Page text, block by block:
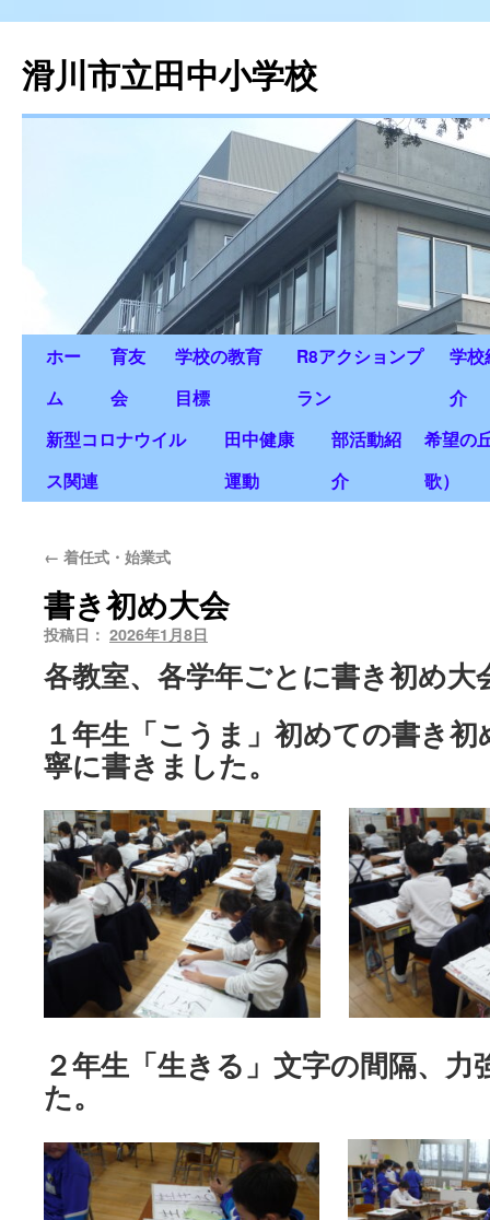
滑川市立田中小学校
ホー
ム
育友
会
学校の教育
目標
R8アクションプ
ラン
学校
介
新型コロナウイル
ス関連
田中健康
運動
部活動紹
介
希望の
歌）
← 着任式・始業式
書き初め大会
投稿日： 2026年1月8日
各教室、各学年ごとに書き初め
１年生「こうま」初めての書き
寧に書きました。
２年生「生きる」文字の間隔、
た。